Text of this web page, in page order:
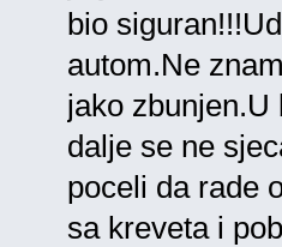
bio
autom.Ne
jako
dalje se ne
poceli da rade
sa kreveta i